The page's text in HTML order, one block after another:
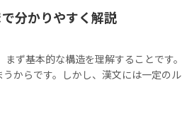
分かりやすく解説
ず基本的な構造を理解することです。
からです。しかし、漢文には一定のル